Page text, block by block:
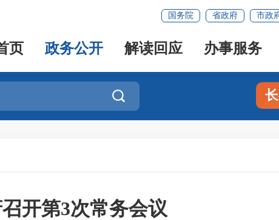
国务院 省政府 市政
页 政务公开 解读回应 办事服务

开第3次常务会议